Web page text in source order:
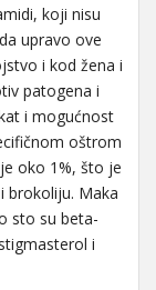
koji nisu
upravo ove
i kod žena i
patogena i
i mogućnost
oštrom
oko 1%, što je
brokoliju. Maka
sto su beta­
i